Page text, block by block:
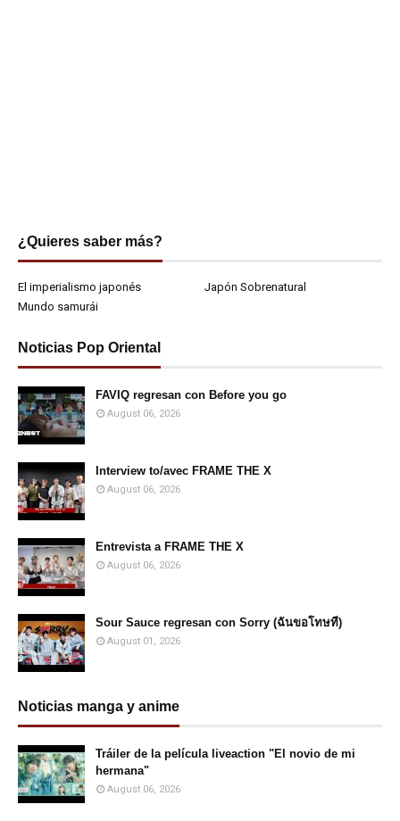
¿Quieres saber más?
El imperialismo japonés
Japón Sobrenatural
Mundo samurái
Noticias Pop Oriental
FAVIQ regresan con Before you go
August 06, 2026
Interview to/avec FRAME THE X
August 06, 2026
Entrevista a FRAME THE X
August 06, 2026
Sour Sauce regresan con Sorry (ฉันขอโทษที)
August 01, 2026
Noticias manga y anime
Tráiler de la película liveaction "El novio de mi
hermana"
August 06, 2026